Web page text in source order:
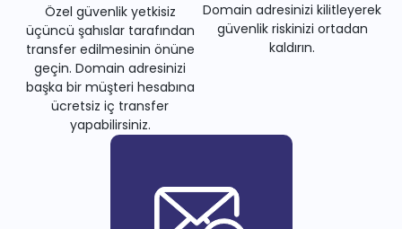
Özel güvenlik yetkisiz
üçüncü şahıslar tarafından
transfer edilmesinin önüne
geçin. Domain adresinizi
başka bir müşteri hesabına
ücretsiz iç transfer
yapabilirsiniz.
Domain adresinizi kilitleyerek
güvenlik riskinizi ortadan
kaldırın.